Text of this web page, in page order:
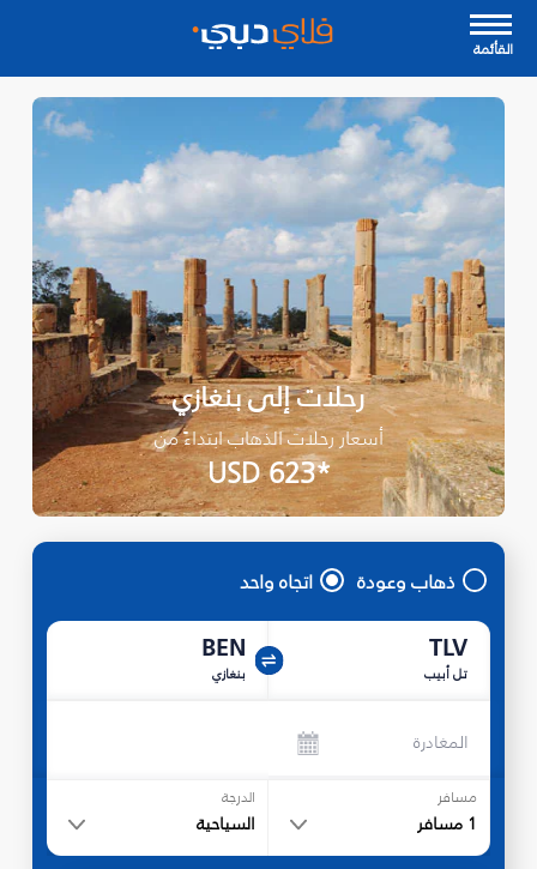
القأئمة
رحلات إلى بنغازي
أسعار رحلات الذهاب ابتداءً من
*USD 623
ذهاب وعودة اتجاه واحد
TLV
تل أبيب
BEN
بنغازي
المغادرة
مسافر
1 مسافر
الدرجة
السياحية